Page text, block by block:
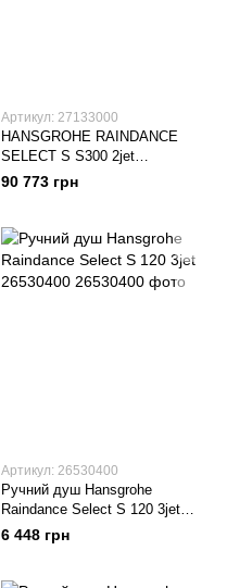
Артикул: 27133000
HANSGROHE RAINDANCE
SELECT S S300 2jet
Showerpipe Душова система з
термостатом, хром, 27133000
90 773 грн
Артикул: 26530400
Ручний душ Hansgrohe
Raindance Select S 120 3jet
26530400
6 448 грн